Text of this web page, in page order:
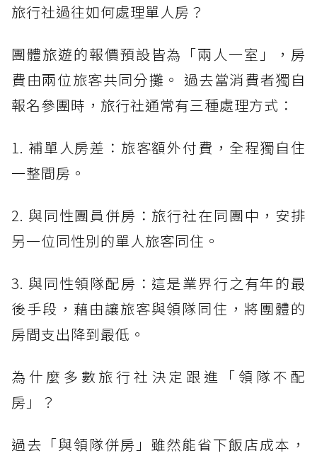
旅行社過往如何處理單人房？
團體旅遊的報價預設皆為「兩人一室」，房
費由兩位旅客共同分攤。 過去當消費者獨自
報名參團時，旅行社通常有三種處理方式：
1. 補單人房差：旅客額外付費，全程獨自住
一整間房。
2. 與同性團員併房：旅行社在同團中，安排
另一位同性別的單人旅客同住。
3. 與同性領隊配房：這是業界行之有年的最
後手段，藉由讓旅客與領隊同住，將團體的
房間支出降到最低。
為什麼多數旅行社決定跟進「領隊不配
房」？
過去「與領隊併房」雖然能省下飯店成本，